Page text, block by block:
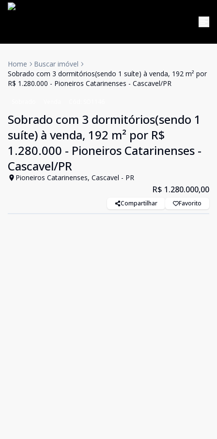
Home
Buscar imóvel
Sobrado com 3 dormitórios(sendo 1 suíte) à venda, 192 m² por
R$ 1.280.000 - Pioneiros Catarinenses - Cascavel/PR
Sobrado com 3 dormitórios(sendo 1
suíte) à venda, 192 m² por R$
1.280.000 - Pioneiros Catarinenses -
Cascavel/PR
Pioneiros Catarinenses, Cascavel - PR
R$ 1.280.000,00
Compartilhar Favorito